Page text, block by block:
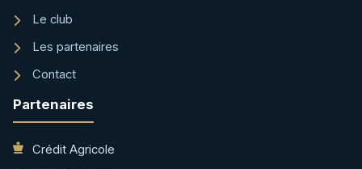
Le club
Les partenaires
Contact
Partenaires
Crédit Agricole